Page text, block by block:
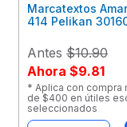
Marcatextos
414 Pelikan
Antes $10.90
Ahora $9.81
* Aplica con compra
de $400 en útiles
seleccionados